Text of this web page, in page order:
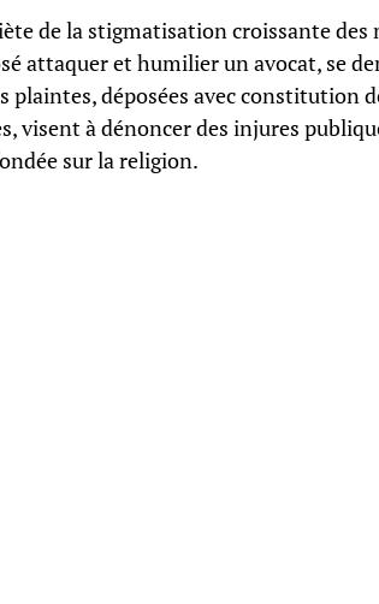
de la stigmatisation croissante des
attaquer et humilier un avocat, se
plaintes, déposées avec constitution
visent à dénoncer des injures
sur la religion.